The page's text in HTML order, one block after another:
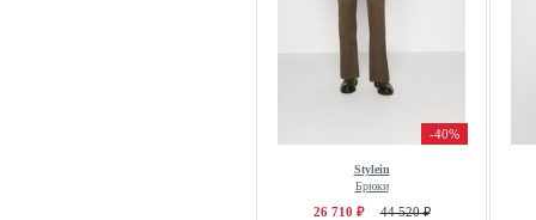
-40%
Stylein
Брюки
26 710 ₽ 44 520 ₽